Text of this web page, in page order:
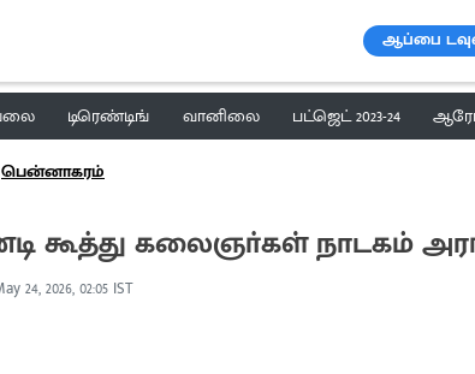
ஆப்பை
டிரெண்டிங் வானிலை பட்ஜெட் 2023-24
பென்னாகரம்
கூத்து கலைஞா்கள் நாடகம்
24, 2026, 02:05 IST